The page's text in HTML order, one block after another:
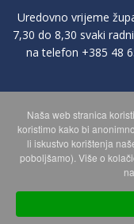
Uredovno vrijeme
7,30 do 8,30 svaki
na telefon +385 48
POLITIKA
Naša web stranica
koristimo kako bi
li iskustvo korištenja
poboljšamo). Više o